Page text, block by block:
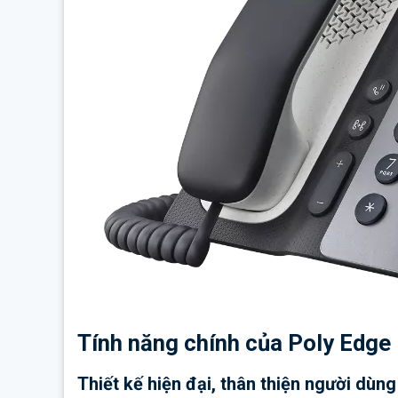
Tính năng chính của Poly Edge
Thiết kế hiện đại, thân thiện người dùng